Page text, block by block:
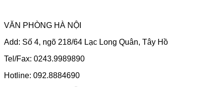
VĂN PHÒNG HÀ NỘI
Add: Số 4, ngõ 218/64 Lạc Long Quân, Tây Hồ
Tel/Fax: 0243.9989890
Hotline: 092.8884690